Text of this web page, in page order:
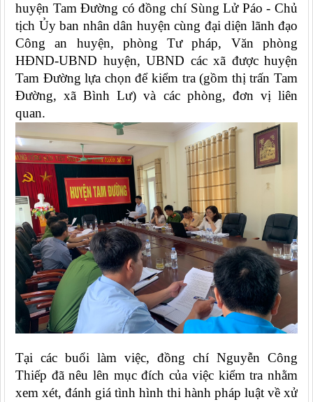
huyện Tam Đường có đồng chí Sùng Lử Páo - Chủ
tịch Ủy ban nhân dân huyện cùng đại diện lãnh đạo
Công an huyện, phòng Tư pháp, Văn phòng
HĐND-UBND huyện, UBND các xã được huyện
Tam Đường lựa chọn để kiểm tra (gồm thị trấn Tam
Đường, xã Bình Lư) và các phòng, đơn vị liên
quan.
Tại các buổi làm việc, đồng chí Nguyễn Công
Thiếp đã nêu lên mục đích của việc kiểm tra nhằm
xem xét, đánh giá tình hình thi hành pháp luật về xử